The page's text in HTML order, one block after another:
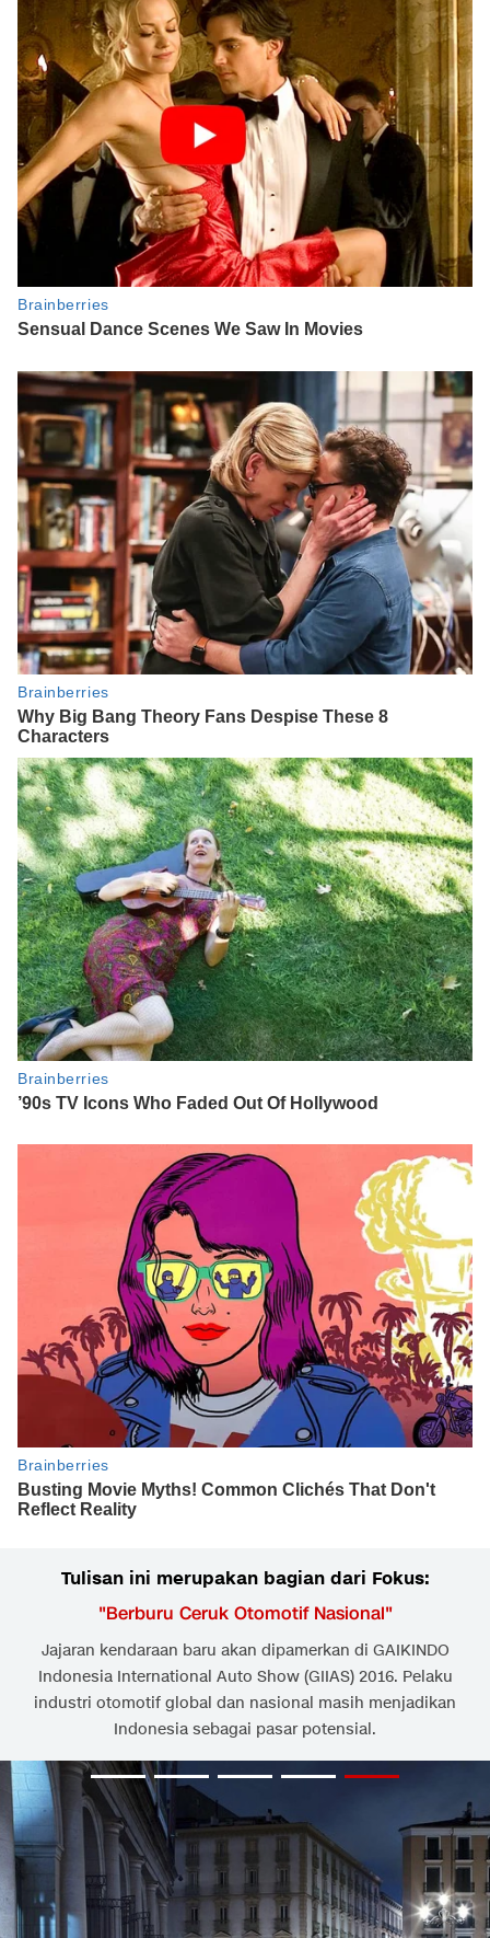
Tulisan ini merupakan bagian dari Fokus:
"Berburu Ceruk Otomotif Nasional"
Jajaran kendaraan baru akan dipamerkan di GAIKINDO
Indonesia International Auto Show (GIIAS) 2016. Pelaku
industri otomotif global dan nasional masih menjadikan
Indonesia sebagai pasar potensial.